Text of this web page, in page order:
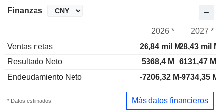
Finanzas
2026 *
2027 *
Ventas netas
26,84 mil M28,43 mil M
Resultado Neto
5368,4 M
6131,47 M
Endeudamiento Neto
-7206,32 M-9734,35 M
* Datos estimados Más datos financieros